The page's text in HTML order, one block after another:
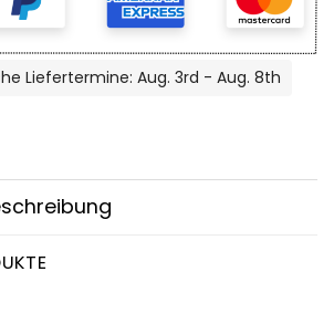
Liefertermine: Aug. 3rd - Aug. 8th